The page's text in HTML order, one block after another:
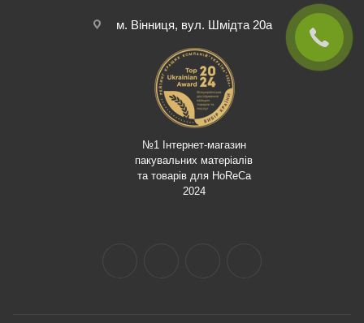
м. Вінниця, вул. Шмідта 20а
№1 Інтернет-магазин
пакувальних матеріалів
та товарів для HoReCa
2024